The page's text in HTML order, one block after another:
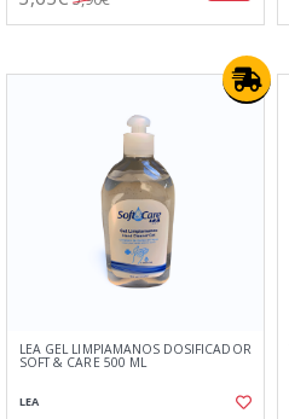
LEA GEL LIMPIAMANOS DOSIFICADOR
SOFT & CARE 500 ML
LEA